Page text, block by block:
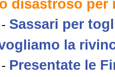
disastroso per
Sassari per
la
Presentate le